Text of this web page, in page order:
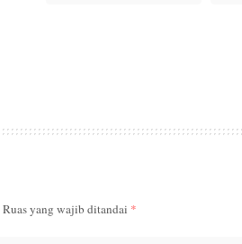
Ruas yang wajib ditandai *